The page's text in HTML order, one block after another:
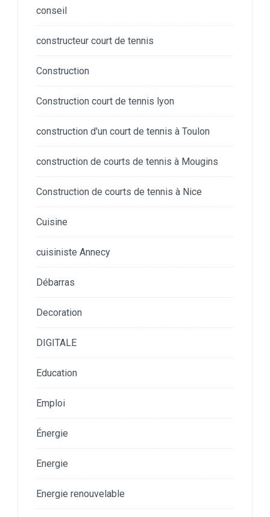
conseil
constructeur court de tennis
Construction
Construction court de tennis lyon
construction d'un court de tennis à Toulon
construction de courts de tennis à Mougins
Construction de courts de tennis à Nice
Cuisine
cuisiniste Annecy
Débarras
Decoration
DIGITALE
Education
Emploi
Énergie
Energie
Energie renouvelable